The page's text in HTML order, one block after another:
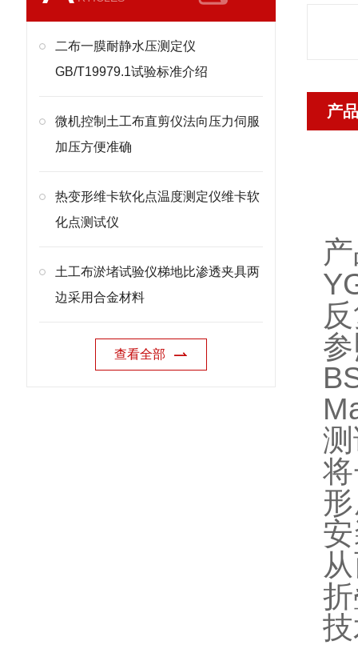
二布一膜耐静水压测定仪
GB/T19979.1试验标准介绍
微机控制土工布直剪仪法向压力伺服
加压方便准确
热变形维卡软化点温度测定仪维卡软
化点测试仪
土工布淤堵试验仪梯地比渗透夹具两
边采用合金材料
查看全部
产